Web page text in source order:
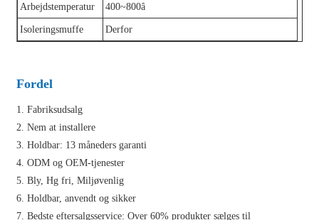
Arbejdstemperatur 400~800â
Isoleringsmuffe Derfor
Fordel
1. Fabriksudsalg
2. Nem at installere
3. Holdbar: 13 måneders garanti
4. ODM og OEM-tjenester
5. Bly, Hg fri, Miljøvenlig
6. Holdbar, anvendt og sikker
7. Bedste eftersalgsservice: Over 60% produkter sælges til